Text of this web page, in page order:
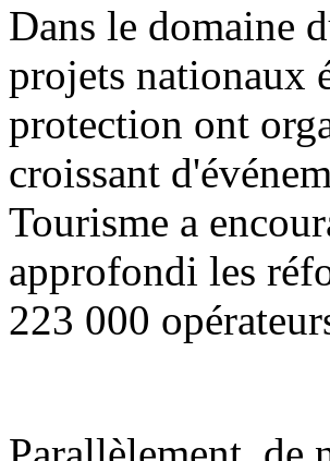
Dans le domaine
projets nationaux
protection ont
croissant
Tourisme a
approfondi les
223 000